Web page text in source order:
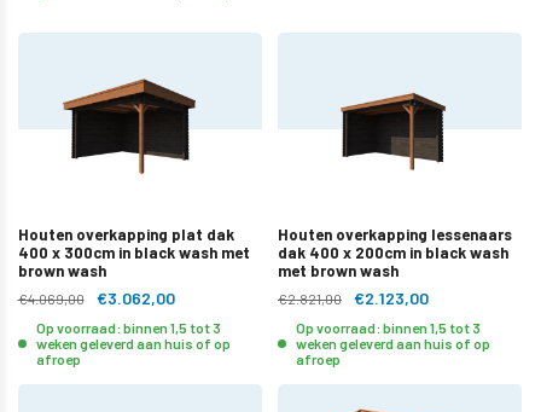
Houten overkapping plat dak
400 x 300cm in black wash met
brown wash
€4.069,00 €3.062,00
Op voorraad: binnen 1,5 tot 3
weken geleverd aan huis of op
afroep
Houten overkapping lessenaars
dak 400 x 200cm in black wash
met brown wash
€2.821,00 €2.123,00
Op voorraad: binnen 1,5 tot 3
weken geleverd aan huis of op
afroep